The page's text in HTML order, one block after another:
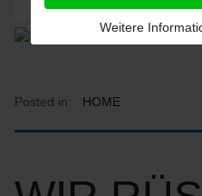
Posted in: HOME
Weitere